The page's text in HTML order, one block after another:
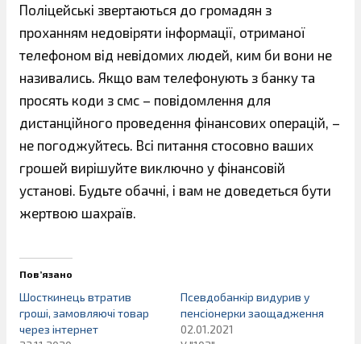
Поліцейські звертаються до громадян з
проханням недовіряти інформації, отриманої
телефоном від невідомих людей, ким би вони не
називались. Якщо вам телефонують з банку та
просять коди з смс – повідомлення для
дистанційного проведення фінансових операцій, –
не погоджуйтесь. Всі питання стосовно ваших
грошей вирішуйте виключно у фінансовій
установі. Будьте обачні, і вам не доведеться бути
жертвою шахраїв.
Пов’язано
Шосткинець втратив
гроші, замовляючі товар
через інтернет
Псевдобанкір видурив у
пенсіонерки заощадження
02.01.2021